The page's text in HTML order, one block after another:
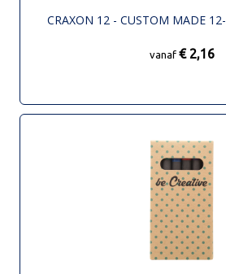
CRAXON 12 - CUSTOM MADE
vanaf € 2,16